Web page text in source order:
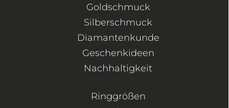
Goldschmuck
Silberschmuck
Diamantenkunde
Geschenkideen
Nachhaltigkeit
Ringgrößen